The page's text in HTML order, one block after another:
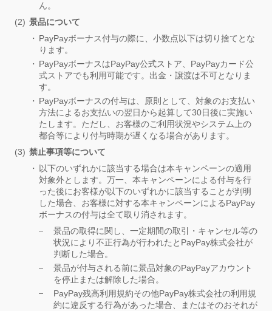
ん。
景品について
PayPayボーナス付与の際に、小数点以下は切り捨てとな
ります。
PayPayボーナスはPayPay公式ストア、PayPayカード公
式ストアでも利用可能です。出金・譲渡は不可となりま
す。
PayPayボーナスの付与は、原則として、対象のお支払い
方法によるお支払いの翌日から起算して30日後に実施い
たします。ただし、お客様のご利用状況やシステム上の
都合等により付与時期が遅くなる場合があります。
禁止事項等について
以下のいずれかに該当する場合は本キャンペーンの適用
対象外とします。万一、本キャンペーンによる付与を行
った後にお客様が以下のいずれかに該当することが判明
した場合、お客様に対する本キャンペーンによるPayPay
ボーナスの付与は全て取り消されます。
景品の取得に関し、一定期間の取引・キャンセル等の
状況により不正行為が行われたとPayPay株式会社が
判断した場合。
景品が付与される前に景品対象のPayPayアカウント
を停止または解除した場合。
PayPay残高利用規約その他PayPay株式会社の利用規
約に違反する行為があった場合、またはそのおそれが